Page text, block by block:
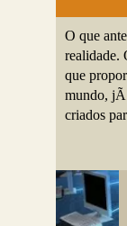
O que
realidade.
que
mundo,
criados